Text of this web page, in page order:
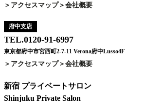
アクセスマップ 会社概要
府中支店
TEL.0120-91-6997
東京都府中市宮西町2-7-11 Verona府中Lusso4F
アクセスマップ 会社概要
新宿 プライベートサロン
Shinjuku Private Salon